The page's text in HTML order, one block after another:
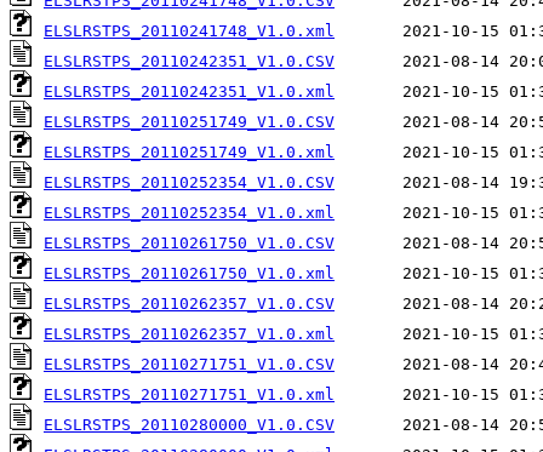
ELSLRSTPS_20110241748_V1.0.xml
ELSLRSTPS_20110242351_V1.0.CSV
ELSLRSTPS_20110242351_V1.0.xml
ELSLRSTPS_20110251749_V1.0.CSV
ELSLRSTPS_20110251749_V1.0.xml
ELSLRSTPS_20110252354_V1.0.CSV
ELSLRSTPS_20110252354_V1.0.xml
ELSLRSTPS_20110261750_V1.0.CSV
ELSLRSTPS_20110261750_V1.0.xml
ELSLRSTPS_20110262357_V1.0.CSV
ELSLRSTPS_20110262357_V1.0.xml
ELSLRSTPS_20110271751_V1.0.CSV
ELSLRSTPS_20110271751_V1.0.xml
ELSLRSTPS_20110280000_V1.0.CSV